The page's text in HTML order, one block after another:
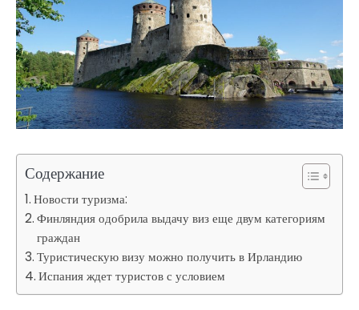
Содержание
Новости туризма:
Финляндия одобрила выдачу виз еще двум категориям
граждан
Туристическую визу можно получить в Ирландию
Испания ждет туристов с условием